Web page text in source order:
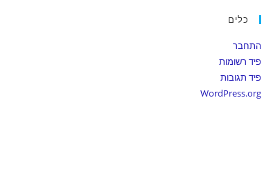
כלים
התחבר
פיד רשומות
פיד תגובות
WordPress.org